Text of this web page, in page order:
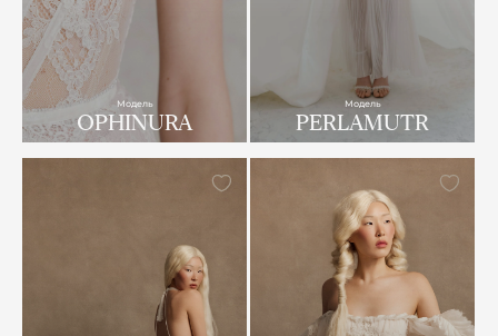
Модель
OPHINURA
Модель
PERLAMUTR